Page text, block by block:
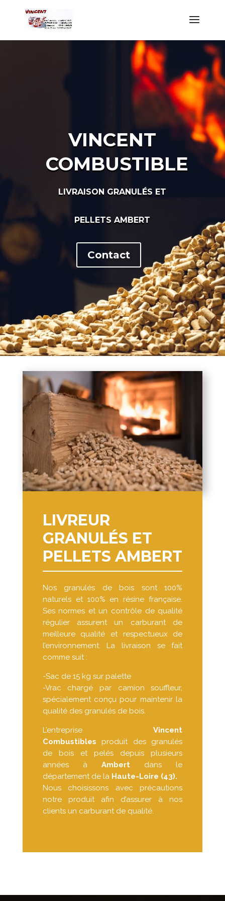
VINCENT
COMBUSTIBLE
LIVRAISON GRANULÉS ET
PELLETS AMBERT
Contact
LIVREUR
GRANULÉS ET
PELLETS AMBERT
Nos granulés de bois sont 100%
naturels et 100% en résine française.
Ses normes et un contrôle de qualité
régulier assurent un carburant de
meilleure qualité et respectueux de
l’environnement. La livraison se fait
comme suit :
-Sac de 15 kg sur palette
-Vrac chargé par camion souffleur,
spécialement conçu pour maintenir la
qualité des granulés de bois.
L’entrepriseVincent
Combustibles produit des granulés
de bois et pelés depuis plusieurs
années à Ambert dans le
département de la Haute-Loire (43).
Nous choisissons avec précautions
notre produit afin d’assurer à nos
clients un carburant de qualité.